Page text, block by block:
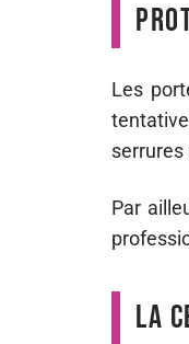
Les
Par
La